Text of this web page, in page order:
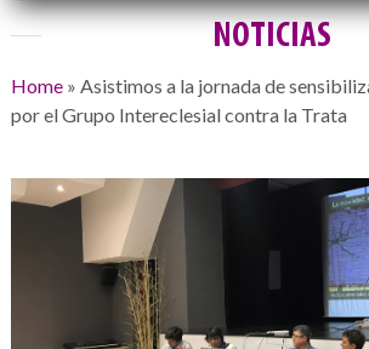
NOTICIAS
Home» Asistimos a la jornada de
por el Grupo Intereclesial contra la Trata